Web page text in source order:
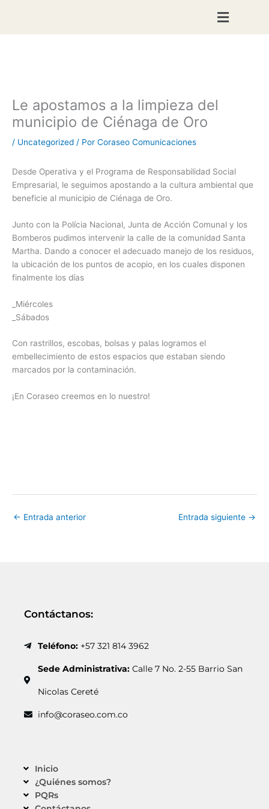
contenido
Le apostamos a la limpieza del
municipio de Ciénaga de Oro
/ Uncategorized / Por Coraseo Comunicaciones
Desde Operativa y el Programa de Responsabilidad Social
Empresarial, le seguimos apostando a la cultura ambiental que
beneficie al municipio de Ciénaga de Oro.
Junto con la Polícia Nacional, Junta de Acción Comunal y los
Bomberos pudimos intervenir la calle de la comunidad Santa
Martha. Dando a conocer el adecuado manejo de los residuos,
la ubicación de los puntos de acopio, en los cuales disponen
finalmente los días
_Miércoles
_Sábados
Con rastrillos, escobas, bolsas y palas logramos el
embellecimiento de estos espacios que estaban siendo
marcados por la contaminación.
¡En Coraseo creemos en lo nuestro!
← Entrada anterior Entrada siguiente →
Contáctanos:
Teléfono:+57 321 814 3962
Sede Administrativa: Calle 7 No. 2-55 Barrio San
Nicolas Cereté
info@coraseo.com.co
Inicio
¿Quiénes somos?
PQRs